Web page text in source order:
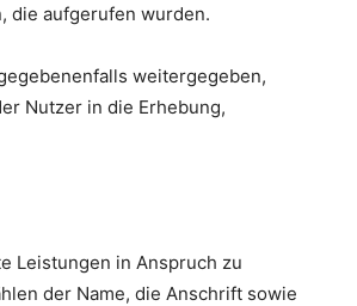
die aufgerufen wurden.
weitergegeben,
Nutzer in die Erhebung,
Leistungen in Anspruch zu
der Name, die Anschrift sowie